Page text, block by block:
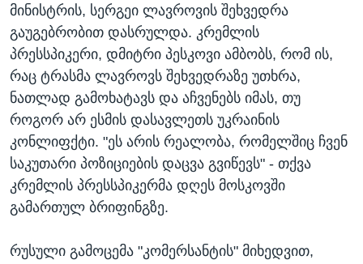
მინისტრის, სერგეი ლავროვის შეხვედრა
გაუგებრობით დასრულდა. კრემლის
პრესსპიკერი, დმიტრი პესკოვი ამბობს, რომ ის,
რაც ტრასმა ლავროვს შეხვედრაზე უთხრა,
ნათლად გამოხატავს და აჩვენებს იმას, თუ
როგორ არ ესმის დასავლეთს უკრაინის
კონლიფქტი. "ეს არის რეალობა, რომელშიც ჩვენ
საკუთარი პოზიციების დაცვა გვიწევს" - თქვა
კრემლის პრესსპიკერმა დღეს მოსკოვში
გამართულ ბრიფინგზე.
რუსული გამოცემა "კომერსანტის" მიხედვით,